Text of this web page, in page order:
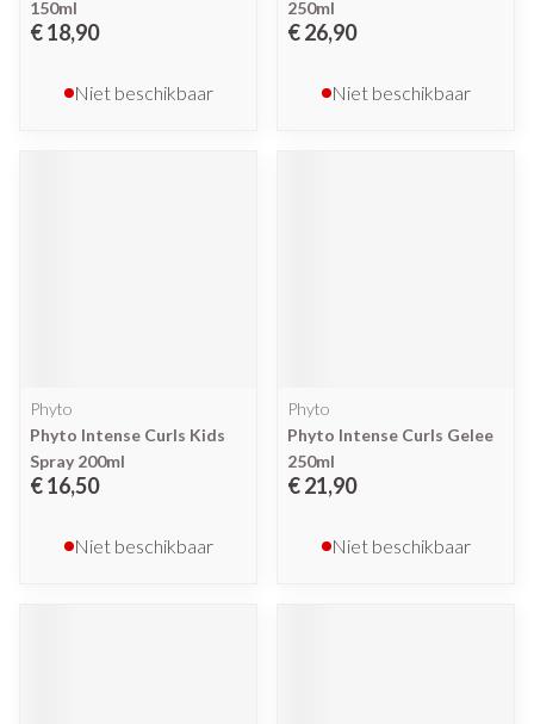
150ml
€ 18,90
Niet beschikbaar
250ml
€ 26,90
Niet beschikbaar
Phyto
Phyto Intense Curls Kids
Spray 200ml
€ 16,50
Niet beschikbaar
Phyto
Phyto Intense Curls Gelee
250ml
€ 21,90
Niet beschikbaar